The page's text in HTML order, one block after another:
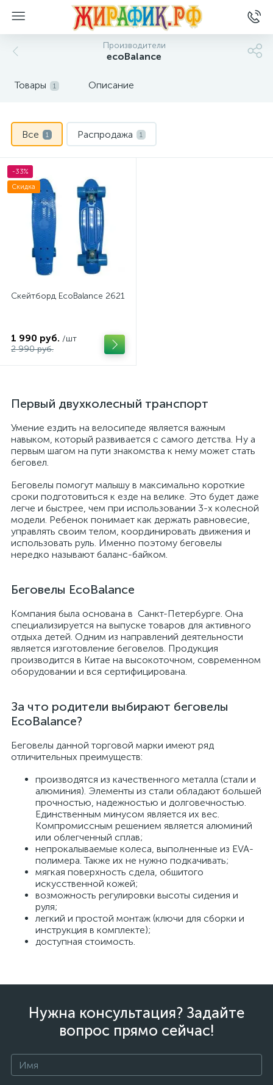
Производители
ecoBalance
Товары 1 Описание
Все 1 Распродажа 1
-33%
Скидка
Скейтборд EcoBalance 2621
1 990 руб. /шт
2 990 руб.
Первый двухколесный транспорт
Умение ездить на велосипеде является важным
навыком, который развивается с самого детства. Ну а
первым шагом на пути знакомства к нему может стать
беговел.
Беговелы помогут малышу в максимально короткие
сроки подготовиться к езде на велике. Это будет даже
легче и быстрее, чем при использовании 3-х колесной
модели. Ребенок понимает как держать равновесие,
управлять своим телом, координировать движения и
использовать руль. Именно поэтому беговелы
нередко называют баланс-байком.
Беговелы EcoBalance
Компания была основана в Санкт-Петербурге. Она
специализируется на выпуске товаров для активного
отдыха детей. Одним из направлений деятельности
является изготовление беговелов. Продукция
производится в Китае на высокоточном, современном
оборудовании и вся сертифицирована.
За что родители выбирают беговелы
EcoBalance?
Беговелы данной торговой марки имеют ряд
отличительных преимуществ:
производятся из качественного металла (стали и
алюминия). Элементы из стали обладают большей
прочностью, надежностью и долговечностью.
Единственным минусом является их вес.
Компромиссным решением является алюминий
или облегченный сплав;
непрокалываемые колеса, выполненные из EVA-
полимера. Также их не нужно подкачивать;
мягкая поверхность сдела, обшитого
искусственной кожей;
возможность регулировки высоты сидения и
руля;
легкий и простой монтаж (ключи для сборки и
инструкция в комплекте);
доступная стоимость.
Нужна консультация? Задайте
вопрос прямо сейчас!